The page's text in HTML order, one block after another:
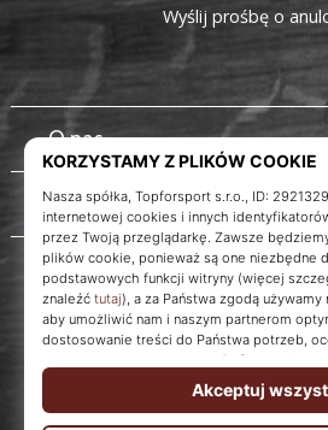
O nas
Obsługa klienta
Wyślij prośbę o